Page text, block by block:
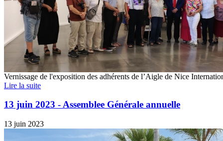
Vernissage de l'exposition des adhérents de l’Aigle de Nice
Lire la suite
13 juin 2023 - Assemblee Générale annuelle
13 juin 2023